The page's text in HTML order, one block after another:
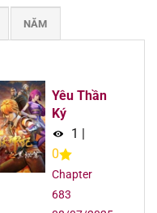
13/08/2025
13/08/2025
13/08/2025
NĂM
Yêu Thần
Ký
1
0
Chapter
683